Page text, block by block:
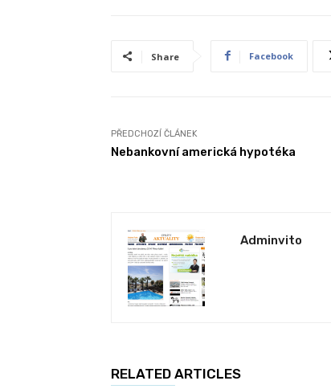
Share Facebook
PŘEDCHOZÍ ČLÁNEK
Nebankovní americká hypotéka
Adminvito
RELATED ARTICLES